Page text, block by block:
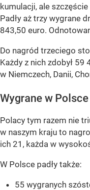
kumulacji, ale
Padły aż trzy wygrane
843,50 euro.
Do nagród trzeciego
Każdy z nich zdobył 59
w Niemczech, Danii,
Wygrane w Polsce
Polacy tym razem nie
w naszym kraju to
ich 21, każda w
W Polsce padły także:
55 wygranych